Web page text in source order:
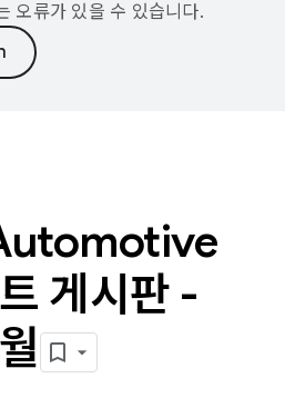
오류가 있을 수 있습니다.
게시판 -